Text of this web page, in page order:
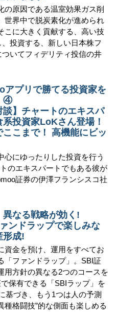
の原因である温室効果ガス削
世界中で脱炭素化が進められ
こに大きく貢献する、高い技
投資する、新しい日本株フ
いてフィデリティ投信の井
アプリで勝てる投資家を
④
談】チャートのエキスパ
系投資家LoKさん登場！
ここまで！ 高機能にビッ
心にゆったりした投資を行う
のエキスパートでもある彼が
証券の伊澤フランシスコ社
異なる戦略が効く!
ンドラップで楽しみな
形成!
資金を預け、運用をすべてお
「ファンドラップ」。SBI証
用方針の異なる2つのコースを
保有できる「SBIラップ」を
基づき、もう1つは人の予測
種格闘技”的な側面も楽しめる